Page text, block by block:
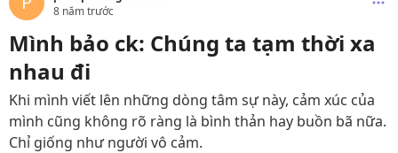
8 năm trước
Mình bảo ck: Chúng ta tạm thời xa
nhau đi
Khi mình viết lên những dòng tâm sự này, cảm xúc của
mình cũng không rõ ràng là bình thản hay buồn bã nữa.
Chỉ giống như người vô cảm.